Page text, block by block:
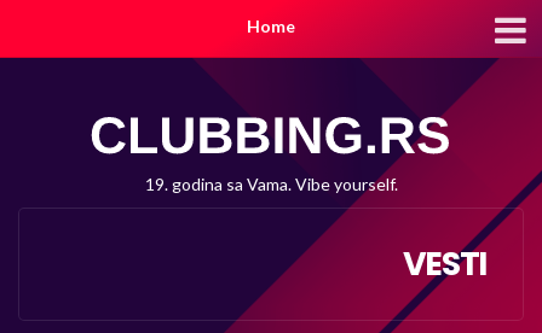
Home
19. godina sa Vama. Vibe yourself.
VESTI